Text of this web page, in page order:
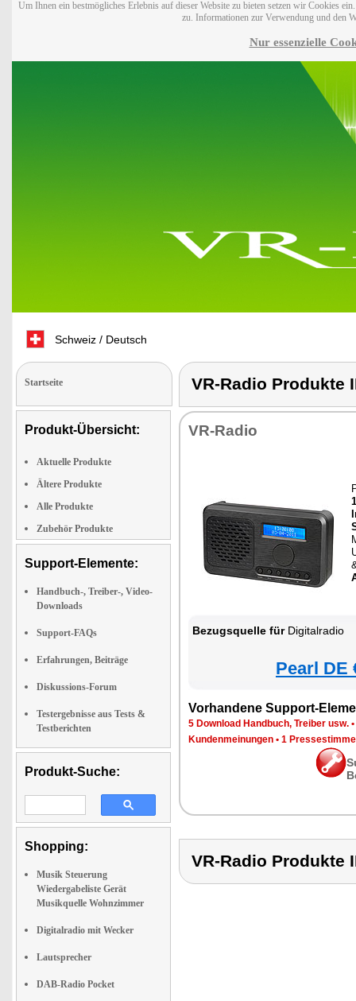
Um Ihnen ein bestmögliches Erlebnis auf dieser Website zu bieten setzen wir Cookies
zu. Informationen zur Verwendung und den
Nur essenzielle
Schweiz / Deutsch
Startseite
Produkt-Übersicht:
Aktuelle Produkte
Ältere Produkte
Alle Produkte
Zubehör Produkte
Support-Elemente:
Handbuch-, Treiber-, Video-
Downloads
Support-FAQs
Erfahrungen, Beiträge
Diskussions-Forum
Testergebnisse aus Tests &
Testberichten
Produkt-Suche:
Shopping:
Musik Steuerung
Wiedergabeliste Gerät
Musikquelle Wohnzimmer
Digitalradio mit Wecker
Lautsprecher
DAB-Radio Pocket
VR-Radio Produkte
VR-Radio
Bezugsquelle fürDigitalradio
Pearl DE
Vorhandene Support-
5 Download Handbuch, Treiber usw. •
Kundenmeinungen • 1
VR-Radio Produkte